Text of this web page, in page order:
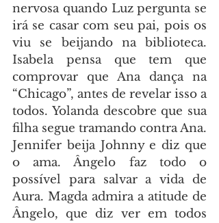
nervosa quando Luz pergunta se
irá se casar com seu pai, pois os
viu se beijando na biblioteca.
Isabela pensa que tem que
comprovar que Ana dança na
“Chicago”, antes de revelar isso a
todos. Yolanda descobre que sua
filha segue tramando contra Ana.
Jennifer beija Johnny e diz que
o ama. Ângelo faz todo o
possível para salvar a vida de
Aura. Magda admira a atitude de
Ângelo, que diz ver em todos